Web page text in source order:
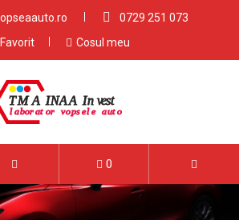
0729 251 073
Favorit
Cosul meu
0